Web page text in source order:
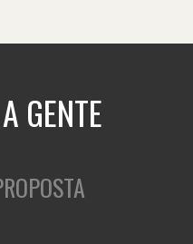
GENTE